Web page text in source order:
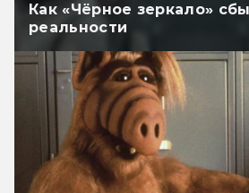
Как «Чёрное зеркало»
реальности